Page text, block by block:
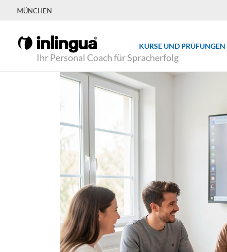
MÜNCHEN
Ihr Personal Coach für Spracherfolg
KURSE UND PRÜFUNGEN